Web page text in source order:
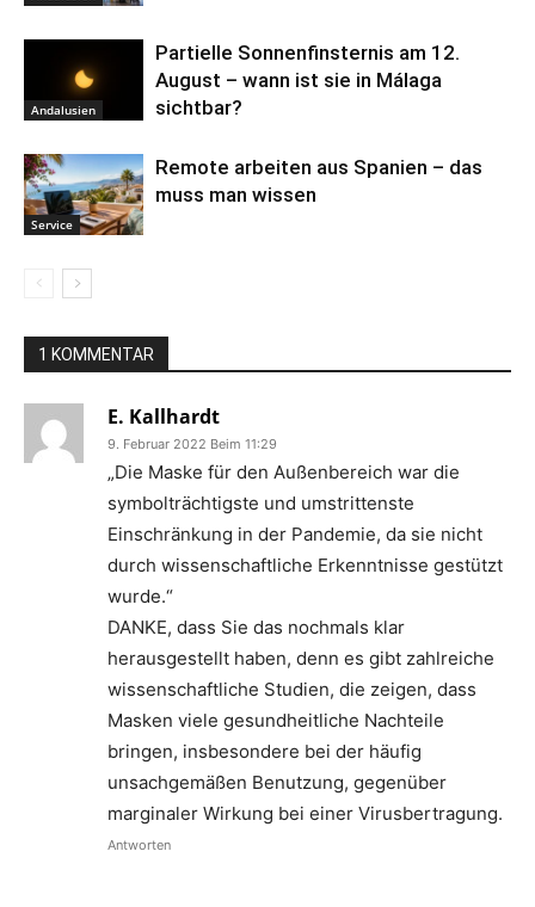
Andalusien
Partielle Sonnenfinsternis am 12.
August – wann ist sie in Málaga
sichtbar?
Service
Remote arbeiten aus Spanien – das
muss man wissen
1 KOMMENTAR
E. Kallhardt
9. Februar 2022 Beim 11:29
„Die Maske für den Außenbereich war die
symbolträchtigste und umstrittenste
Einschränkung in der Pandemie, da sie nicht
durch wissenschaftliche Erkenntnisse gestützt
wurde.“
DANKE, dass Sie das nochmals klar
herausgestellt haben, denn es gibt zahlreiche
wissenschaftliche Studien, die zeigen, dass
Masken viele gesundheitliche Nachteile
bringen, insbesondere bei der häufig
unsachgemäßen Benutzung, gegenüber
marginaler Wirkung bei einer Virusbertragung.
Antworten